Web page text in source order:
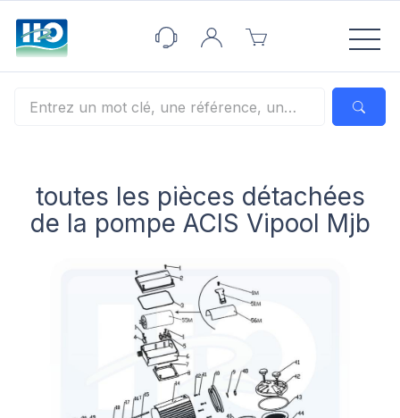
toutes les pièces détachées
de la pompe ACIS Vipool Mjb